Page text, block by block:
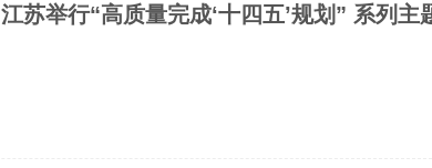
江苏举行“高质量完成‘十四五’规划” 系列主